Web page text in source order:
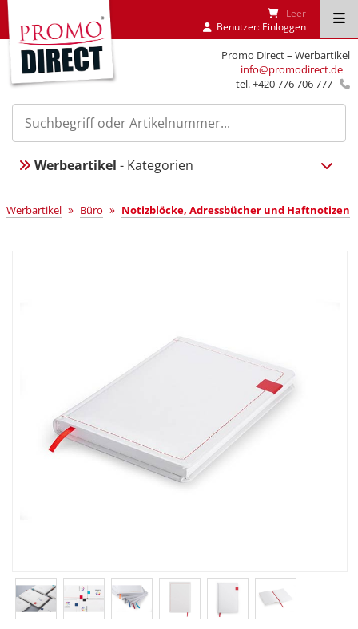
Promo Direct – Werbartikel
info@promodirect.de
tel. +420 776 706 777
Leer
Benutzer: Einloggen
Werbeartikel - Kategorien
Werbartikel » Büro » Notizblöcke, Adressbücher und Haftnotizen